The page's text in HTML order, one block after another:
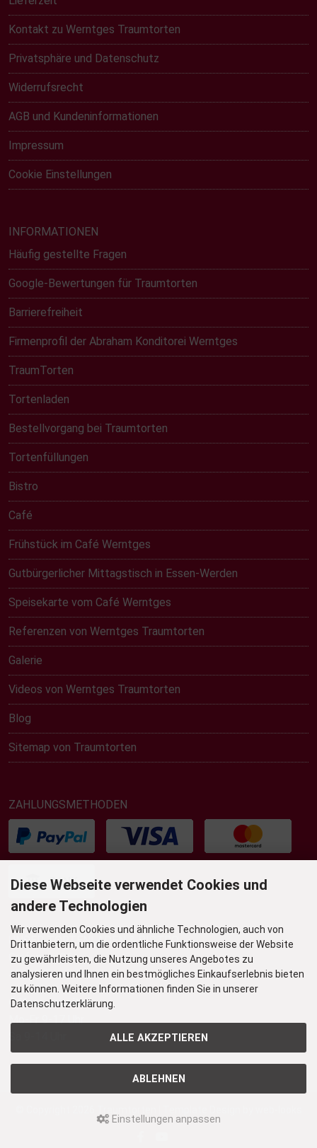
Kontakt zu Werntges Traumtorten
Privatsphäre und Datenschutz
Widerrufsrecht
AGB und Kundeninformationen
Impressum
Cookie Einstellungen
INFORMATIONEN
Häufig gestellte Fragen
Google-Bewertungen für Traumtorten
Barrierefreiheit
Firmenprofil der Abraham Konditorei Werntges
TraumTorten
Tortenladen
Bestellvorgang bei Traumtorten
Tortenfüllungen
Bistro
Café
Frühstück im Café Werntges
Gutbürgerlicher Mittagstisch in Essen-Werden
Speisekarte vom Café Werntges
Referenzen von Werntges Traumtorten
Galerie
Videos von Werntges Traumtorten
Blog
Sitemap von Traumtorten
ZAHLUNGSMETHODEN
UNSER TORTENLADEN & BISTRO
Grafenstr. 36
45239 Essen-Werden
Öffnungszeiten
Mo-Fr 9-17 Uhr
Diese Webseite verwendet Cookies und
andere Technologien
Wir verwenden Cookies und ähnliche Technologien, auch von
Drittanbietern, um die ordentliche Funktionsweise der Website
zu gewährleisten, die Nutzung unseres Angebotes zu
analysieren und Ihnen ein bestmögliches Einkaufserlebnis bieten
zu können. Weitere Informationen finden Sie in unserer
Datenschutzerklärung.
ALLE AKZEPTIEREN
ABLEHNEN
Einstellungen anpassen